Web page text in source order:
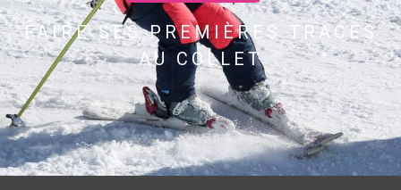
FAIRE SES PREMIÈRES TRACES
AU COLLET